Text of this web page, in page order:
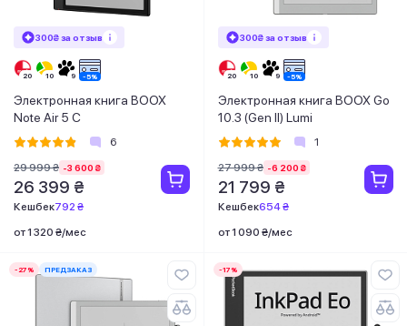
300₴ за отзыв
Электронная книга BOOX
Note Air 5 C
6
29 999 ₴ -3 600 ₴
26 399 ₴
Кешбек792 ₴
от 1 320 ₴/мес
300₴ за отзыв
Электронная книга BOOX Go
10.3 (Gen II) Lumi
1
27 999 ₴ -6 200 ₴
21 799 ₴
Кешбек654 ₴
от 1 090 ₴/мес
-27% ПРЕДЗАКАЗ -17%